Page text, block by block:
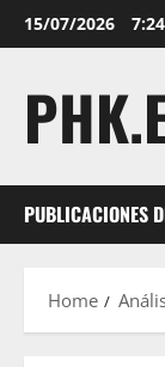
Skip
to
15/07/2026
PUBLICACIONES
Home